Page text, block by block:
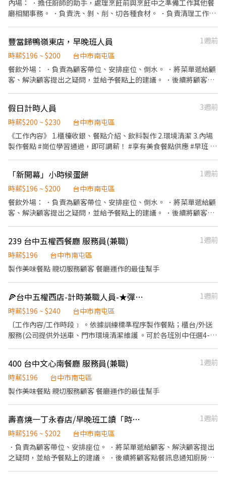
排 快速上班❤️
內場： ．擔任廚師的助手，處理烹飪前與烹飪中之準備工作其他餐
廳相關事務。 ．負責洗、剝、削、切各種食材。 ．負責清理工作環
豐當歸鴨嶺東店，早晚班人員
1週前
時薪$196 ~ $200
台中市南屯區
餐飲外場： ．負責為顧客帶位、安排座位、倒水。 ．將菜單遞給顧
客、解決顧客提出之疑問，並給予餐點上的建議。 ．後續將顧客點
飲內場： ．擔任廚師的助手，處理烹飪前與烹飪中之準備工作與其
他餐廳相關事務。 ．負責洗、剝、削、切各種食材。 ．負責清理工
作環境、設備和餐具。 ．準備不同餐點所需要的食材。 ．協助測量
食材的容量與重量。 ．負責擺盤、打包外帶服務。
假日計時人員
3週前
時薪$200 ~ $230
台中市南屯區
《工作內容》 1.櫃檯收銀、餐點介紹、飲料製作 2.環境清潔 3.內場
製作餐點 #崗位學習通過，即可調薪！ #享有美食餐點供應 #早班 #
「新開幕」小時候蛋餅
1週前
時薪$196 ~ $200
台中市南屯區
餐飲外場： ．負責為顧客帶位、安排座位、倒水。 ．將菜單遞給顧
客、解決顧客提出之疑問，並給予餐點上的建議。 ．後續將顧客點
負責結帳、收銀等工作。 餐飲內場： ．擔任廚師的助手，處理烹飪
前與烹飪中之準備工作與其他餐廳相關事務。 ．負責洗、剝、削、
切各種食材。 ．負責清理工作環境、設備和餐具。 ．準備不同餐點
239 台中五權西餐廳 服務員(兼職)
1週前
時薪$196
台中市南屯區
製作美味餐點 親切服務顧客 餐廳運作的最佳幫手
🍕台中五權西店-計時兼職人員-★彈性周排班★-"$196-$240
1週前
時薪$196 ~ $240
台中市南屯區
〔工作內容/工作時段﹞ 。依據訓練標準程序製作餐點；櫃台/外送
服務(公司提供外送車、門市環境清潔維護 。可於各班別中任選4-6
薪($2/時 ◆ 值班津貼：每小時40元(晉升幹部後 ◆ 健檢：任職滿一
年起，公司提供年度健檢照顧你的健康 ◆ 保險：除勞、健、勞退
外，公司更為你投保團保維護你的安全 ◆ 員工用餐折扣：每月任職
供你品牌禮卷 讓生日更有溫度 你過節我共歡，重要節慶我們提供你
福利禮券 好好與家人歡慶 你旅遊我贊助，每年職福會提供你旅遊津
貼 好好享受幸福人生 ◎ 詳細工作時間於面試時告知
400 台中文心南餐廳 服務員(兼職)
1週前
時薪$196
台中市南屯區
製作美味餐點 親切服務顧客 餐廳運作的最佳幫手
壽喜燒一丁永春店/早晚班工讀「時間可彈性」
1週前
時薪$196 ~ $202
台中市南屯區
．負責為顧客帶位、安排座位。 ．將菜單遞給顧客、解決顧客提出
之疑問，並給予餐點上的建議。 ．後續將顧客點餐訊息通知廚房做